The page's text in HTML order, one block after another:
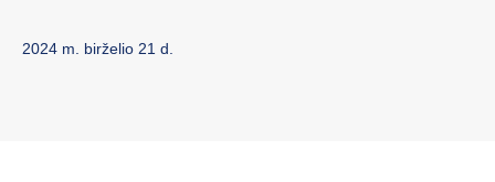
2024 m. birželio 21 d.